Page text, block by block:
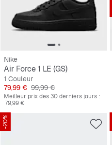
Nike
Air Force 1 LE (GS)
1 Couleur
Prix
79,99 € Prix original
99,99 €
Meilleur prix des 30 derniers jours :
79,99 €
-20%